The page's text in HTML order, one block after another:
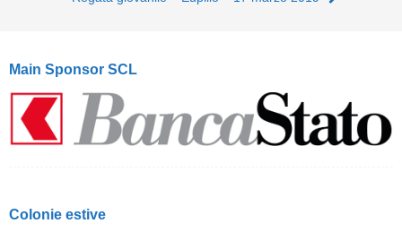
Main Sponsor SCL
Colonie estive